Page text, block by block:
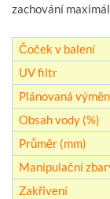
zachování
Čoček v balení
UV filtr
Plánovaná
Obsah vody (%)
Průměr (mm)
Manipulační
Zakřivení